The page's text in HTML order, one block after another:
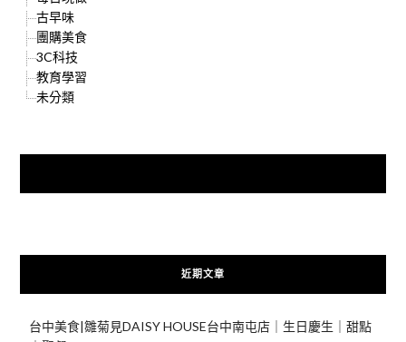
古早味
團購美食
3C科技
教育學習
未分類
近期文章
台中美食|雛菊見DAISY HOUSE台中南屯店｜生日慶生｜甜點